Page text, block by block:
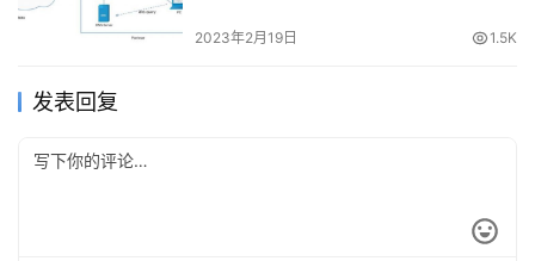
2023年2月19日 1.5K
发表回复